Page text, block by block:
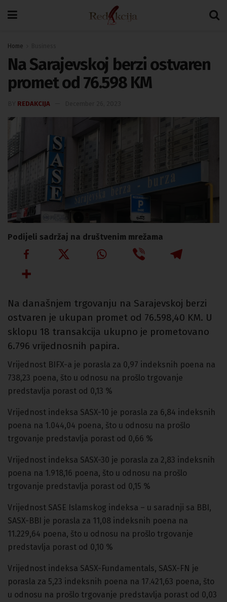
Home
Na Sarajevskoj berzi ostvaren
promet od 76.598 KM
REDAKCIJA
Podijeli sadržaj na društvenim mrežama
Na današnjem trgovanju na Sarajevskoj berzi
ostvaren je ukupan promet od 76.598,40 KM. U
sklopu 18 transakcija ukupno je prometovano
6.796 vrijednosnih papira.
Vrijednost BIFX-a je porasla za 0,97 indeksnih poena na
738,23 poena, što u odnosu na prošlo trgovanje
predstavlja porast od 0,13 %
Vrijednost indeksa SASX-10 je porasla za 6,84 indeksnih
poena na 1.044,04 poena, što u odnosu na prošlo
trgovanje predstavlja porast od 0,66 %
Vrijednost indeksa SASX-30 je porasla za 2,83 indeksnih
poena na 1.918,16 poena, što u odnosu na prošlo
trgovanje predstavlja porast od 0,15 %
Vrijednost SASE Islamskog indeksa – u saradnji sa BBI,
SASX-BBI je porasla za 11,08 indeksnih poena na
11.229,64 poena, što u odnosu na prošlo trgovanje
predstavlja porast od 0,10 %
Vrijednost indeksa SASX-Fundamentals, SASX-FN je
porasla za 5,23 indeksnih poena na 17.421,63 poena, što
u odnosu na prošlo trgovanje predstavlja porast od 0,03